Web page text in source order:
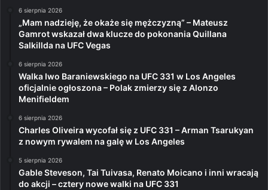
6 sierpnia 2026
„Mam nadzieję, że okaże się mężczyzną” – Mateusz
Gamrot wskazał dwa klucze do pokonania Quillana
Salkillda na UFC Vegas
6 sierpnia 2026
Walka Iwo Baraniewskiego na UFC 331 w Los Angeles
oficjalnie ogłoszona – Polak zmierzy się z Alonzo
Menifieldem
6 sierpnia 2026
Charles Oliveira wycofał się z UFC 331 – Arman Tsarukyan
z nowym rywalem na galę w Los Angeles
5 sierpnia 2026
Gable Steveson, Tai Tuivasa, Renato Moicano i inni wracają
do akcji – cztery nowe walki na UFC 331